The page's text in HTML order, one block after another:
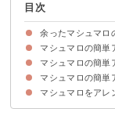
目次
余ったマシュマロ
マシュマロの簡単
①マシュマロの
②マシュマロの
③マシュマロの
④マシュマロを
⑤マシュマロア
⑥ヨーグルトを
⑦マシュマロの
⑧チョコマシュ
⑨マシュマロで
⑩マシュマロ入
マシュマロの簡単
①マシュマロ入
②マシュマロコ
③マシュマロが
④マシュマロ入
⑤マシュマロ入
⑥マシュマロ入
マシュマロの簡単
①マシュマロと
②マシュマロの
③マシュマロの
④マシュマロを
⑤マシュマロが
⑥マシュマロが
マシュマロをアレ